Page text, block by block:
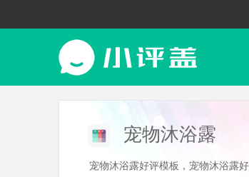
宠物沐浴露
宠物沐浴露好评模板，宠物沐浴露